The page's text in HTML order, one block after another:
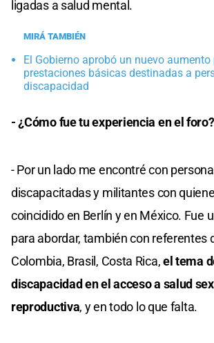
ligadas a salud mental.
MIRÁ TAMBIÉN
El Gobierno aprobó un nuevo
prestaciones básicas destinadas a
discapacidad
- ¿Cómo fue tu experiencia en el foro?
- Por un lado me encontré con
discapacitadas y militantes con
coincidido en Berlín y en México. Fue
para abordar, también con referentes
Colombia, Brasil, Costa Rica,el tema
discapacidad en el acceso a salud
reproductiva, y en todo lo que falta.